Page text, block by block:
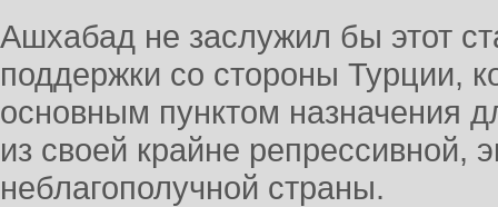
Ашхабад не заслужил бы этот
поддержки со стороны Турции,
основным пунктом назначения
из своей крайне репрессивной,
неблагополучной страны.